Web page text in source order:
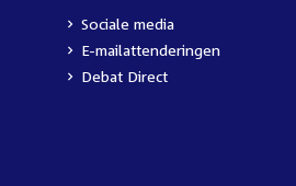
Sociale media
E-mailattenderingen
Debat Direct